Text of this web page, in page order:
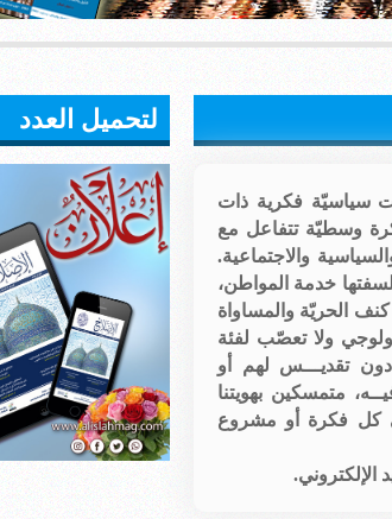
سياسيّة فكرية ذات
وسطيّة تتفاعل مع
والاجتماعية.
خدمة المواطن،
الحريّة والمساواة
ولا تعصّب لفئة
تقديـــس لهم أو
متمسكين بهويتنا
كل فكرة أو مشروع
الإلكتروني.
لتحميل العدد